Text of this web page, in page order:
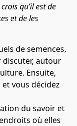
qu’il est de
et de les
de semences,
autour
Ensuite,
vous décidez
du savoir et
où elles